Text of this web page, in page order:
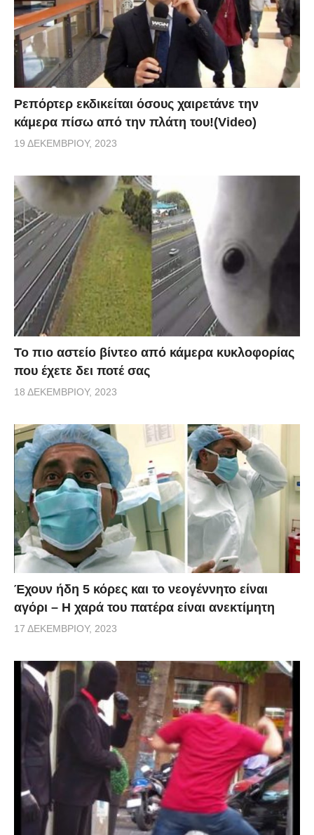
Ρεπόρτερ εκδικείται όσους χαιρετάνε την
κάμερα πίσω από την πλάτη του!(Video)
19 ΔΕΚΕΜΒΡΊΟΥ, 2023
Το πιο αστείο βίντεο από κάμερα κυκλοφορίας
που έχετε δει ποτέ σας
18 ΔΕΚΕΜΒΡΊΟΥ, 2023
Έχουν ήδη 5 κόρες και το νεογέννητο είναι
αγόρι – Η χαρά του πατέρα είναι ανεκτίμητη
17 ΔΕΚΕΜΒΡΊΟΥ, 2023